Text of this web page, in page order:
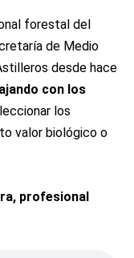
forestal del
de Medio
desde hace
con los
los
valor biológico o
profesional